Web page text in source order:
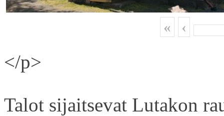
« ‹
</p>
Talot sijaitsevat Lutakon